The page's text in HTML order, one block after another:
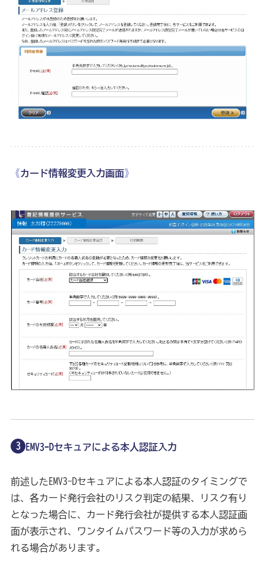
《カード情報変更入力画面》
EMV3-Dセキュアによる本人認証入力
前述したEMV3-Dセキュアによる本人認証のタイミングで
は、各カード発行会社のリスク判定の結果、リスク有り
となった場合に、カード発行会社が提供する本人認証画
面が表示され、ワンタイムパスワード等の入力が求めら
れる場合があります。